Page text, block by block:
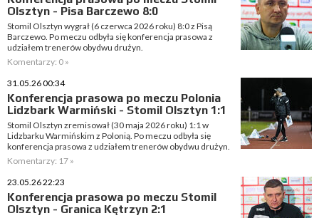
Olsztyn - Pisa Barczewo 8:0
Stomil Olsztyn wygrał (6 czerwca 2026 roku) 8:0 z Pisą
Barczewo. Po meczu odbyła się konferencja prasowa z
udziałem trenerów obydwu drużyn.
Komentarzy: 0 »
31.05.26 00:34
Konferencja prasowa po meczu Polonia
Lidzbark Warmiński - Stomil Olsztyn 1:1
Stomil Olsztyn zremisował (30 maja 2026 roku) 1:1 w
Lidzbarku Warmińskim z Polonią. Po meczu odbyła się
konferencja prasowa z udziałem trenerów obydwu drużyn.
Komentarzy: 17 »
23.05.26 22:23
Konferencja prasowa po meczu Stomil
Olsztyn - Granica Kętrzyn 2:1